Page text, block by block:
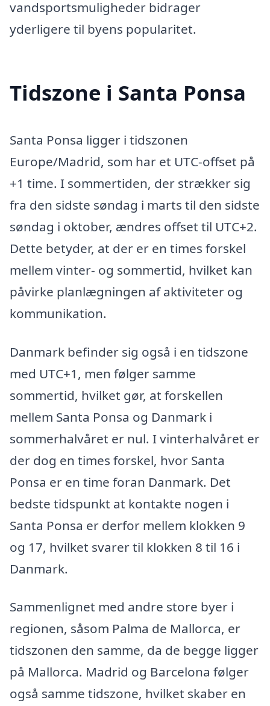
vandsportsmuligheder bidrager
yderligere til byens popularitet.
Tidszone i Santa Ponsa
Santa Ponsa ligger i tidszonen
Europe/Madrid, som har et UTC-offset på
+1 time. I sommertiden, der strækker sig
fra den sidste søndag i marts til den sidste
søndag i oktober, ændres offset til UTC+2.
Dette betyder, at der er en times forskel
mellem vinter- og sommertid, hvilket kan
påvirke planlægningen af aktiviteter og
kommunikation.
Danmark befinder sig også i en tidszone
med UTC+1, men følger samme
sommertid, hvilket gør, at forskellen
mellem Santa Ponsa og Danmark i
sommerhalvåret er nul. I vinterhalvåret er
der dog en times forskel, hvor Santa
Ponsa er en time foran Danmark. Det
bedste tidspunkt at kontakte nogen i
Santa Ponsa er derfor mellem klokken 9
og 17, hvilket svarer til klokken 8 til 16 i
Danmark.
Sammenlignet med andre store byer i
regionen, såsom Palma de Mallorca, er
tidszonen den samme, da de begge ligger
på Mallorca. Madrid og Barcelona følger
også samme tidszone, hvilket skaber en